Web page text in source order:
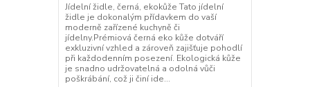
Jídelní židle, černá, ekokůže Tato jídelní
židle je dokonalým přídavkem do vaší
moderně zařízené kuchyně či
jídelny.Prémiová černá eko kůže dotváří
exkluzivní vzhled a zároveň zajišťuje pohodlí
při každodenním posezení. Ekologická kůže
je snadno udržovatelná a odolná vůči
poškrábání, což ji činí ide...